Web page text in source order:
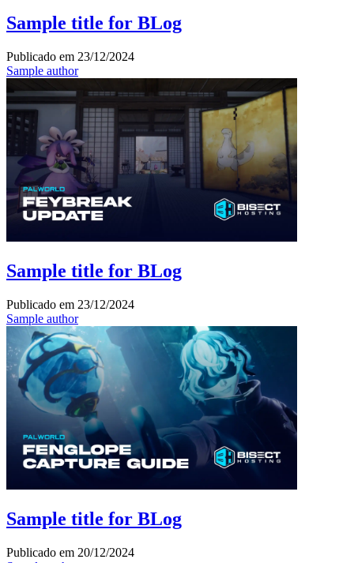
Sample title for BLog
Publicado em 23/12/2024
Sample author
Sample title for BLog
Publicado em 23/12/2024
Sample author
Sample title for BLog
Publicado em 20/12/2024